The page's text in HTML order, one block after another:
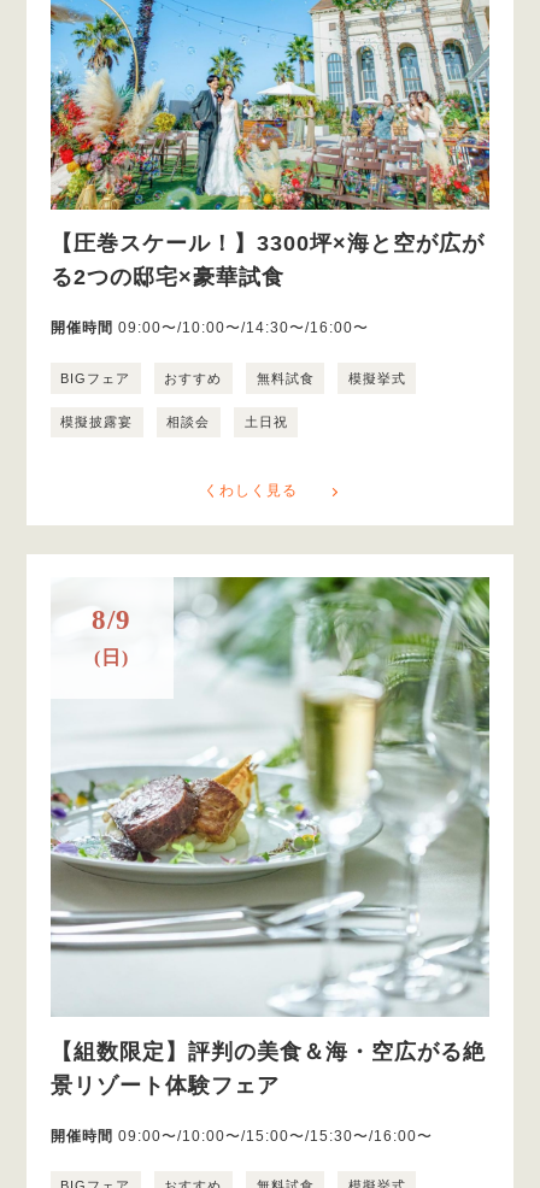
【圧巻スケール！】3300坪×海と空が広が
る2つの邸宅×豪華試食
開催時間 09:00〜/10:00〜/14:30〜/16:00〜
BIGフェア おすすめ 無料試食 模擬挙式
模擬披露宴 相談会 土日祝
くわしく見る
8/9
(日)
【組数限定】評判の美食＆海・空広がる絶
景リゾート体験フェア
開催時間 09:00〜/10:00〜/15:00〜/15:30〜/16:00〜